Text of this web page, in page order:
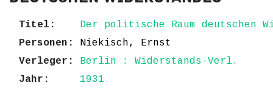
Titel:
Der politische Raum deutschen
Personen:
Niekisch, Ernst
Verleger:
Berlin : Widerstands-Verl.
Jahr:
1931